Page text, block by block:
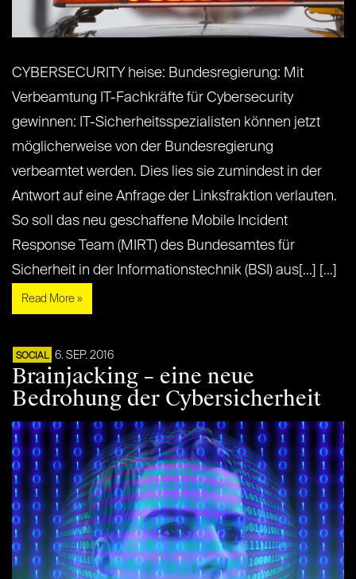
CYBERSECURITY heise: Bundesregierung: Mit
Verbeamtung IT-Fachkräfte für Cybersecurity
gewinnen: IT-Sicherheitsspezialisten können jetzt
möglicherweise von der Bundesregierung
verbeamtet werden. Dies lies sie zumindest in der
Antwort auf eine Anfrage der Linksfraktion verlauten.
So soll das neu geschaffene Mobile Incident
Response Team (MIRT) des Bundesamtes für
Sicherheit in der Informationstechnik (BSI) aus[...] [...]
Read More »
SOCIAL 6. SEP. 2016
Brainjacking – eine neue
Bedrohung der Cybersicherheit